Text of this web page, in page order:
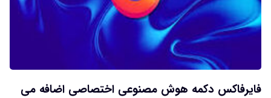
فایرفاکس دکمه هوش مصنوعی اختصاصی اضافه می‌